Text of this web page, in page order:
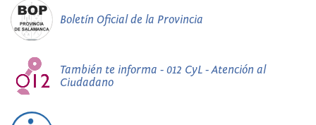
Boletín Oficial de la Provincia
También te informa - 012 CyL - Atención al
Ciudadano